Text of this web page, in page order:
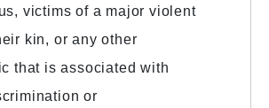
victims of a major violent
kin, or any other
that is associated with
or